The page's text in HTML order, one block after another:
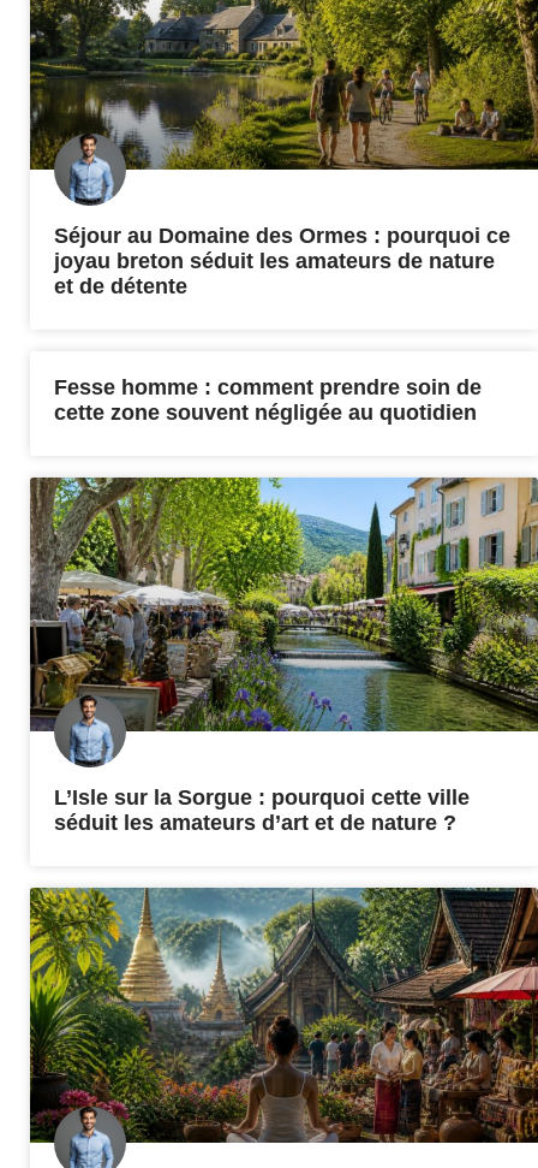
Séjour au Domaine des Ormes : pourquoi ce
joyau breton séduit les amateurs de nature
et de détente
Fesse homme : comment prendre soin de
cette zone souvent négligée au quotidien
L’Isle sur la Sorgue : pourquoi cette ville
séduit les amateurs d’art et de nature ?